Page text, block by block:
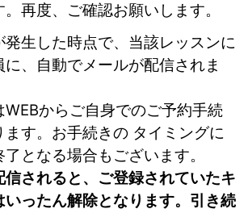
再度、ご確認お願いします。
発生した時点で、当該レッスンに
に、自動でメールが配信されま
WEBからご自身でのご予約手続
ます。お手続きの タイミングに
となる場合もございます。
信されると、ご登録されていたキ
いったん解除となります。引き続